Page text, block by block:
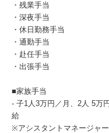
・残業手当
・深夜手当
・休日勤務手当
・通勤手当
・赴任手当
・出張手当
■家族手当
- 子1人3万円／月、2人 5万
給
※アシスタントマネージャ